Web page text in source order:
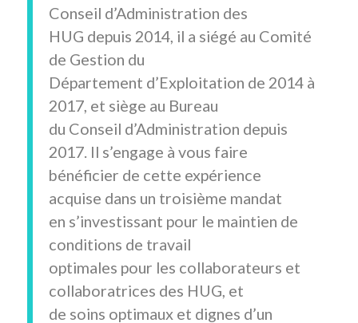
Conseil d’Administration des
HUG depuis 2014, il a siégé au Comité
de Gestion du
Département d’Exploitation de 2014 à
2017, et siège au Bureau
du Conseil d’Administration depuis
2017. Il s’engage à vous faire
bénéficier de cette expérience
acquise dans un troisième mandat
en s’investissant pour le maintien de
conditions de travail
optimales pour les collaborateurs et
collaboratrices des HUG, et
de soins optimaux et dignes d’un